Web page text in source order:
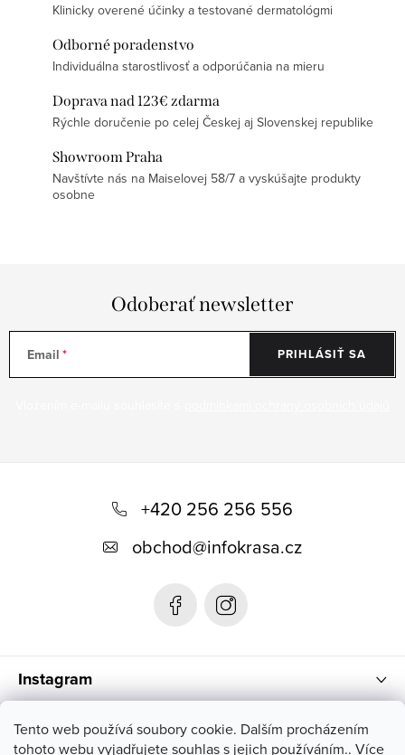
Tento web používá soubory cookie. Dalším procházením
tohoto webu vyjadřujete souhlas s jejich používáním.. Více
Klinicky overené účinky a testované dermatológmi
Odborné poradenstvo
Individuálna starostlivosť a odporúčania na mieru
Doprava nad 123€ zdarma
Rýchle doručenie po celej Českej aj Slovenskej republike
Showroom Praha
Navštívte nás na Maiselovej 58/7 a vyskúšajte produkty
osobne
Odoberať newsletter
Email PRIHLÁSIŤ SA
Instagram
+420 256 256 556
obchod@infokrasa.cz
Informácie pre vás